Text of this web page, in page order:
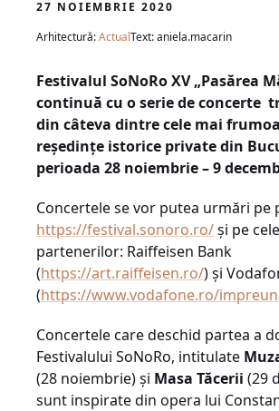
27 NOIEMBRIE 2020
Arhitectură:ActualText: aniela.macarin
Festivalul SoNoRo XV „Pasărea
continuă cu o serie de concerte
din câteva dintre cele mai
reședințe istorice private din
perioada 28 noiembrie – 9
Concertele se vor putea urmări pe
https://festival.sonoro.ro/și pe
partenerilor: Raiffeisen Bank
(https://art.raiffeisen.ro/) și
(https://www.vodafone.ro/
Concertele care deschid partea a
Festivalului SoNoRo, intitulate
(28 noiembrie) și Masa Tăcerii (29
sunt inspirate din opera lui